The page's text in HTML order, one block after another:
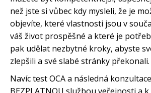
než jste si vůbec kdy mysleli, že je
objevíte, které vlastnosti jsou v
váš život prospěšné a které je
pak udělat nezbytné kroky, abyste
zlepšili a své slabé stránky překonali.
Navíc test OCA a následná